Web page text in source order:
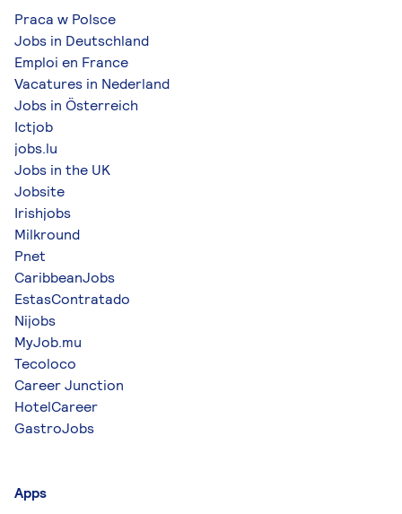
Praca w Polsce
Jobs in Deutschland
Emploi en France
Vacatures in Nederland
Jobs in Österreich
Ictjob
jobs.lu
Jobs in the UK
Jobsite
Irishjobs
Milkround
Pnet
CaribbeanJobs
EstasContratado
Nijobs
MyJob.mu
Tecoloco
Career Junction
HotelCareer
GastroJobs
Apps